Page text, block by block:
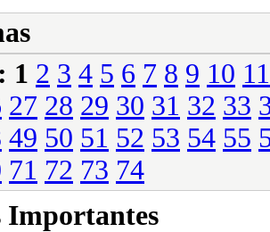
1 2 3 4 5 6 7 8 9 10 11
27 28 29 30 31 32 33
49 50 51 52 53 54 55
71 72 73 74
Importantes